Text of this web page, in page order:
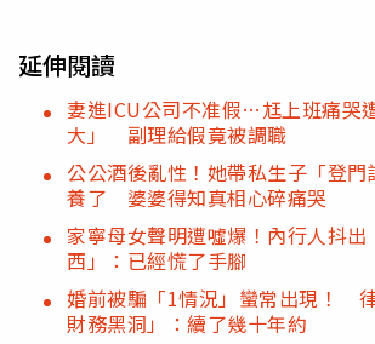
延伸閱讀
妻進ICU公司不准假…尪上班痛哭
大」 副理給假竟被調職
公公酒後亂性！她帶私生子「登門
養了 婆婆得知真相心碎痛哭
家寧母女聲明遭噓爆！內行人抖
西」：已經慌了手腳
婚前被騙「1情況」蠻常出現！
財務黑洞」：續了幾十年約